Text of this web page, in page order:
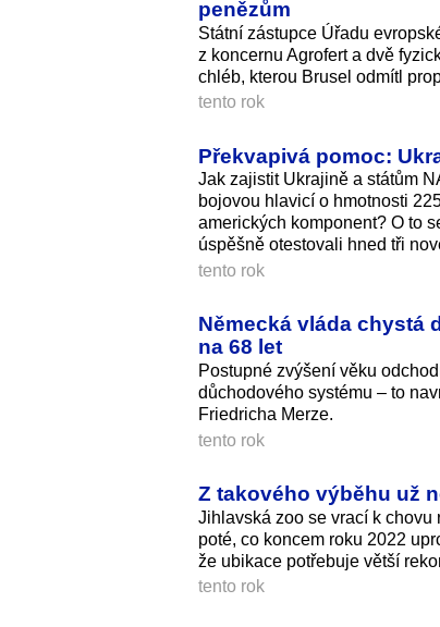
penězům
Státní zástupce Úřadu
z koncernu Agrofert a dvě
chléb, kterou Brusel odmítl
tento rok
Překvapivá pomoc:
Jak zajistit Ukrajině a státům
bojovou hlavicí o hmotnosti
amerických komponent? O to
úspěšně otestovali hned tři
tento rok
Německá vláda chystá
na 68 let
Postupné zvýšení věku
důchodového systému – to
Friedricha Merze.
tento rok
Z takového výběhu už
Jihlavská zoo se vrací k chovu
poté, co koncem roku 2022
že ubikace potřebuje větší
tento rok